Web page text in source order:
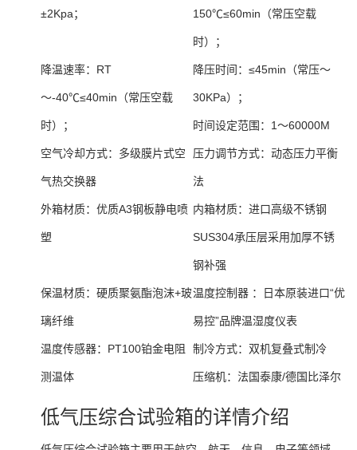
±2Kpa； 150℃≤60min（常压空载
时）；
降温速率： RT
～-40℃≤40min（常压空载
时）；
降压时间： ≤45min（常压～
30KPa）；
时间设定范围： 1～60000M
空气冷却方式： 多级膜片式空
气热交换器
压力调节方式： 动态压力平衡
法
外箱材质： 优质A3钢板静电喷
塑
内箱材质： 进口高级不锈钢
SUS304承压层采用加厚不锈
钢补强
保温材质： 硬质聚氨酯泡沫+玻
璃纤维
温度控制器 ： 日本原装进口“优
易控”品牌温湿度仪表
温度传感器： PT100铂金电阻
测温体
制冷方式： 双机复叠式制冷
压缩机： 法国泰康/德国比泽尔
低气压综合试验箱的详情介绍